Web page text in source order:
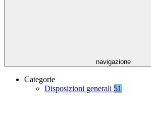
navigazione
Categorie
Disposizioni generali 51